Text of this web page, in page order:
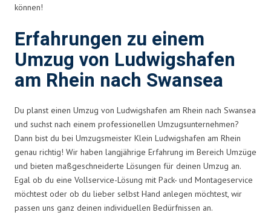
können!
Erfahrungen zu einem
Umzug von Ludwigshafen
am Rhein nach Swansea
Du planst einen Umzug von Ludwigshafen am Rhein nach Swansea
und suchst nach einem professionellen Umzugsunternehmen?
Dann bist du bei Umzugsmeister Klein Ludwigshafen am Rhein
genau richtig! Wir haben langjährige Erfahrung im Bereich Umzüge
und bieten maßgeschneiderte Lösungen für deinen Umzug an.
Egal ob du eine Vollservice-Lösung mit Pack- und Montageservice
möchtest oder ob du lieber selbst Hand anlegen möchtest, wir
passen uns ganz deinen individuellen Bedürfnissen an.